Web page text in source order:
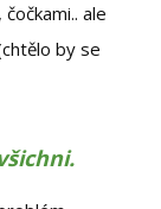
ale
by se